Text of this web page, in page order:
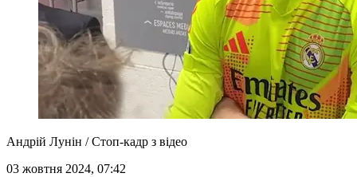
Андрій Лунін / Стоп-кадр з відео
03 жовтня 2024, 07:42